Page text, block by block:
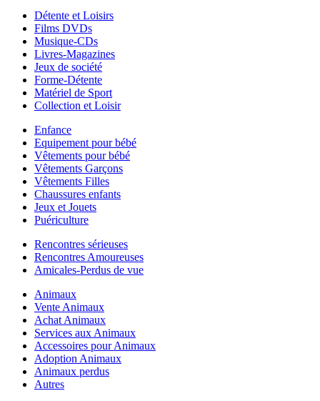
Détente et Loisirs
Films DVDs
Musique-CDs
Livres-Magazines
Jeux de société
Forme-Détente
Matériel de Sport
Collection et Loisir
Enfance
Equipement pour bébé
Vêtements pour bébé
Vêtements Garçons
Vêtements Filles
Chaussures enfants
Jeux et Jouets
Puériculture
Rencontres sérieuses
Rencontres Amoureuses
Amicales-Perdus de vue
Animaux
Vente Animaux
Achat Animaux
Services aux Animaux
Accessoires pour Animaux
Adoption Animaux
Animaux perdus
Autres